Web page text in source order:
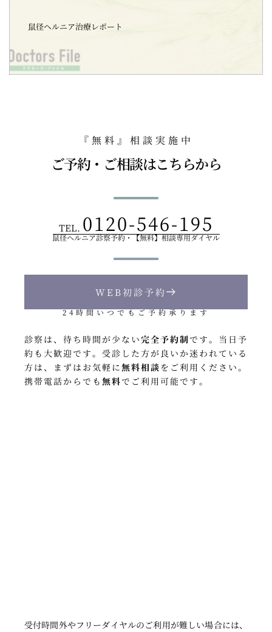
鼠径ヘルニア治療レポート
『無料』相談実施中
ご予約・ご相談はこちらから
TEL. 0120-546-195
鼠径ヘルニア診察予約・【無料】相談専用ダイヤル
WEB初診予約
24時間いつでもご予約承ります
診察は、待ち時間が少ない完全予約制です。 当日予
約も大歓迎です。 受診した方が良いか迷われている
方は、 まずはお気軽に無料相談 をご利用ください。
携帯電話からでも 無料でご利用可能です。
受付時間外やフリーダイヤルのご利用が難しい場合には、